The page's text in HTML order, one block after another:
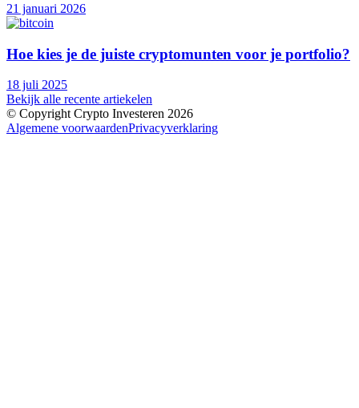
21 januari 2026
Hoe kies je de juiste cryptomunten voor je portfolio?
18 juli 2025
Bekijk alle recente artiekelen
© Copyright Crypto Investeren 2026
Algemene voorwaardenPrivacyverklaring